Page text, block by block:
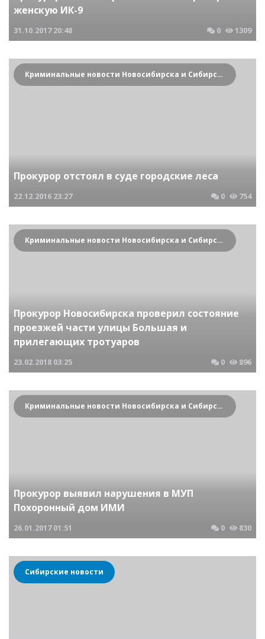
женскую ИК-9
31.10.2017 20:48 0 1309
Криминальные новости Новосибирска и Сибирского региона
Прокурор отстоял в суде городские леса
22.12.2016 23:27 0 754
Криминальные новости Новосибирска и Сибирского региона
Прокурор Новосибирска проверил состояние
проезжей части улицы Большая и
прилегающих тротуаров
23.02.2018 03:25 0 896
Криминальные новости Новосибирска и Сибирского региона
Прокурор выявил нарушения в МУП
Похоронный дом ИМИ
26.01.2017 01:51 0 830
Сибирские новости